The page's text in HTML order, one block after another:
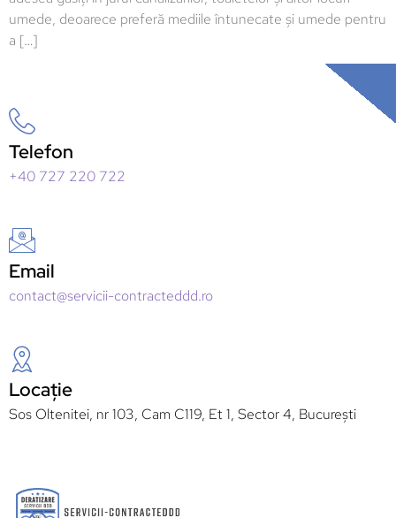
umede, deoarece preferă mediile întunecate și umede pentru
a […]
Telefon
+40 727 220 722
Email
contact@servicii-contracteddd.ro
Locație
Sos Oltenitei, nr 103, Cam C119, Et 1, Sector 4, București